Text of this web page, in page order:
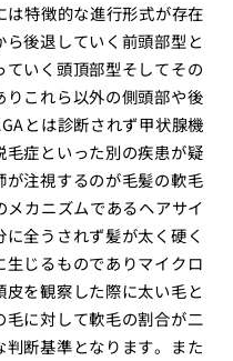
は特徴的な進行形式が存在
後退していく前頭部型と
いく頭頂部型そしてその
これら以外の側頭部や後
とは診断されず甲状腺機
症といった別の疾患が疑
注視するのが毛髪の軟毛
カニズムであるヘアサイ
全うされず髪が太く硬く
じるものでありマイクロ
を観察した際に太い毛と
に対して軟毛の割合が二
断基準となります。また